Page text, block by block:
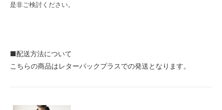
是非ご検討ください。
■配送方法について
こちらの商品はレターパックプラスでの発送となります。